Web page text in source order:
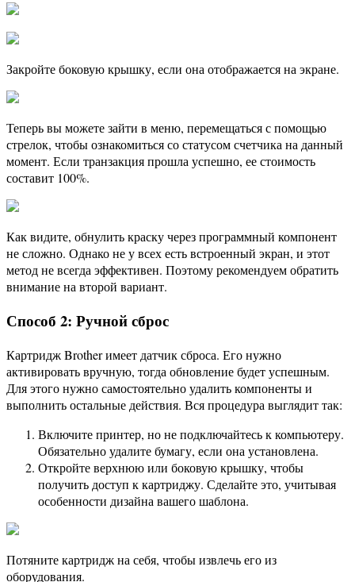
Закройте боковую крышку, если она отображается на экране.
Теперь вы можете зайти в меню, перемещаться с помощью
стрелок, чтобы ознакомиться со статусом счетчика на данный
момент. Если транзакция прошла успешно, ее стоимость
составит 100%.
Как видите, обнулить краску через программный компонент
не сложно. Однако не у всех есть встроенный экран, и этот
метод не всегда эффективен. Поэтому рекомендуем обратить
внимание на второй вариант.
Способ 2: Ручной сброс
Картридж Brother имеет датчик сброса. Его нужно
активировать вручную, тогда обновление будет успешным.
Для этого нужно самостоятельно удалить компоненты и
выполнить остальные действия. Вся процедура выглядит так:
Включите принтер, но не подключайтесь к компьютеру.
Обязательно удалите бумагу, если она установлена.
Откройте верхнюю или боковую крышку, чтобы
получить доступ к картриджу. Сделайте это, учитывая
особенности дизайна вашего шаблона.
Потяните картридж на себя, чтобы извлечь его из
оборудования.